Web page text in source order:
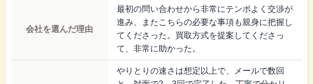
会社を選んだ理由
最初の問い合わせから非常にテンポよく交渉が
進み、またこちらの必要な事項も親身に把握し
てくださった。買取方式を提案してくださっ
て、非常に助かった。
やりとりの速さは想定以上で、メールで数回